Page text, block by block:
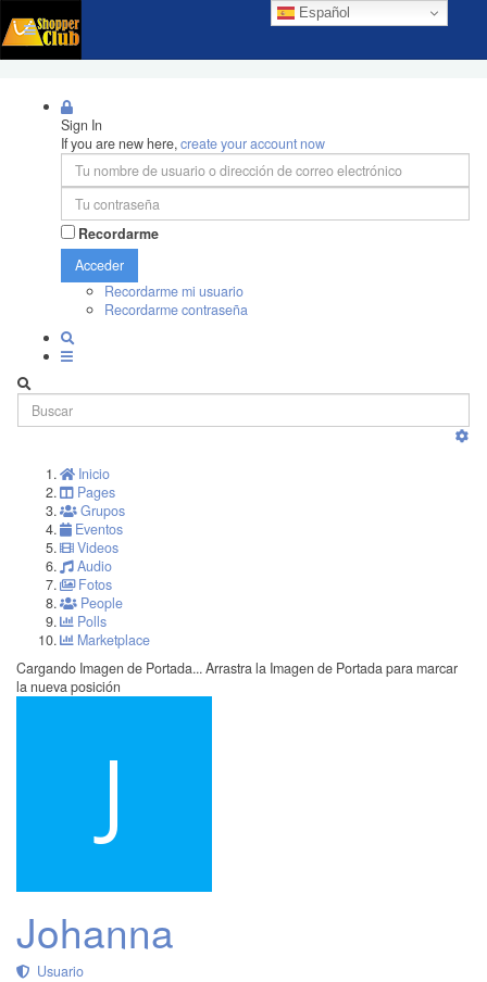
Español
Sign In
If you are new here,create your account now
Recordarme
Acceder
Recordarme mi usuario
Recordarme contraseña
Inicio
Pages
Grupos
Eventos
Videos
Audio
Fotos
People
Polls
Marketplace
Cargando Imagen de Portada... Arrastra la Imagen de Portada para marcar
la nueva posición
Johanna
Usuario